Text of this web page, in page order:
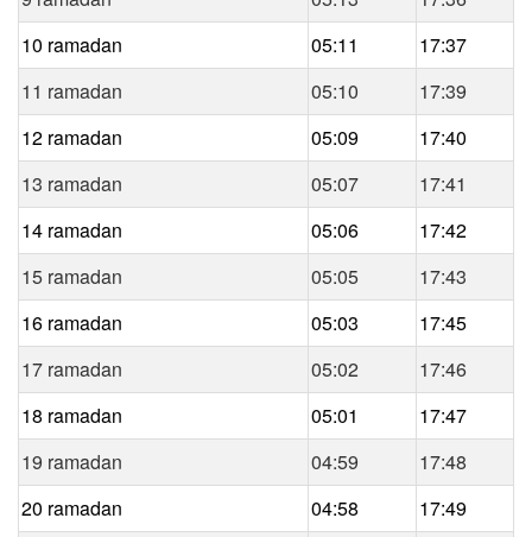
10 ramadan
05:11
17:37
11 ramadan
05:10
17:39
12 ramadan
05:09
17:40
13 ramadan
05:07
17:41
14 ramadan
05:06
17:42
15 ramadan
05:05
17:43
16 ramadan
05:03
17:45
17 ramadan
05:02
17:46
18 ramadan
05:01
17:47
19 ramadan
04:59
17:48
20 ramadan
04:58
17:49